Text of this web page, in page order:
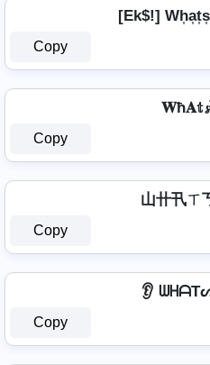
[Ek$!]
Copy
Copy
山卄卂ㄒ
Copy
👂
Copy